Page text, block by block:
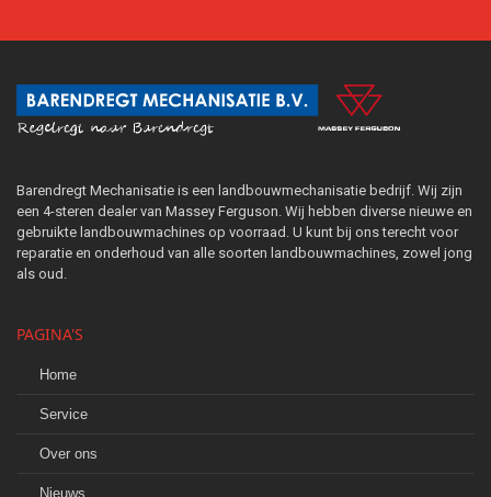
Barendregt Mechanisatie is een landbouwmechanisatie bedrijf. Wij zijn
een 4-steren dealer van Massey Ferguson. Wij hebben diverse nieuwe en
gebruikte landbouwmachines op voorraad. U kunt bij ons terecht voor
reparatie en onderhoud van alle soorten landbouwmachines, zowel jong
als oud.
PAGINA'S
Home
Service
Over ons
Nieuws